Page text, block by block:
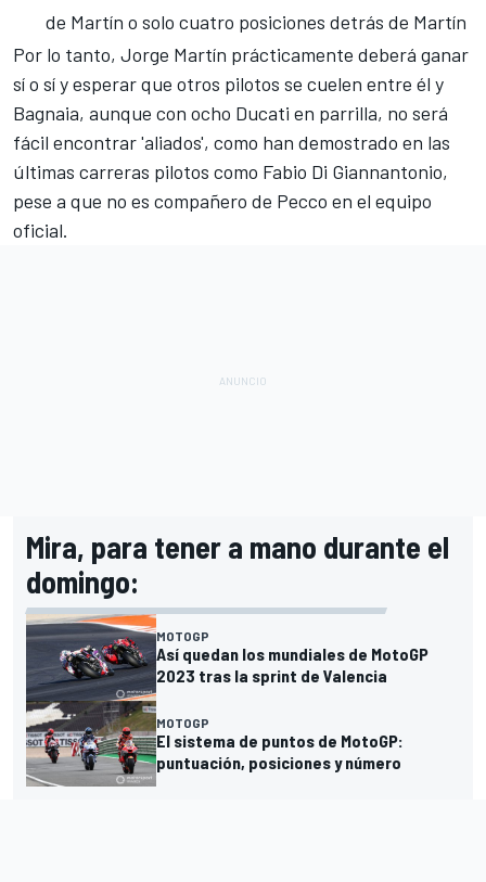
de Martín o solo cuatro posiciones detrás de Martín
Por lo tanto, Jorge Martín prácticamente deberá ganar
sí o sí y esperar que otros pilotos se cuelen entre él y
Bagnaia, aunque con ocho Ducati en parrilla, no será
fácil encontrar 'aliados', como han demostrado en las
últimas carreras pilotos como Fabio Di Giannantonio,
pese a que no es compañero de Pecco en el equipo
oficial.
Mira, para tener a mano durante el
domingo:
MOTOGP
Así quedan los mundiales de MotoGP
2023 tras la sprint de Valencia
MOTOGP
El sistema de puntos de MotoGP:
puntuación, posiciones y número